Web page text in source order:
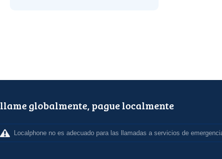
llame globalmente, pague localmente
Localphone no es adecuado para las llamadas a servicios de